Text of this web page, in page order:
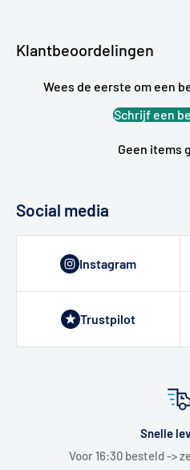
Klantbeoordelingen
Wees de eerste om een
Schrijf een
Geen items
Social media
Instagram
Trustpilot
Snelle
Voor 16:30 besteld ->